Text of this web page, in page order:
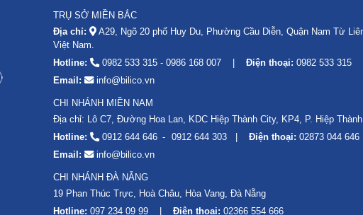
TRỤ SỞ MIỀN BẮC
Địa chỉ:
A29, Ngõ 20 phố Huy Du, Phường Cầu Diễn, Quận Nam Từ
Việt Nam.
Hotline:
0982 533 315 - 0986 168 007 Điện thoại: 0982 533 315
Email:
info@bilico.vn
CHI NHÁNH MIỀN NAM
Địa chỉ: Lô C7, Đường Hoa Lan, KDC Hiệp Thành City, KP4, P. Hiệp
Hotline:
0912 644 646 0912 644 303 Điện thoại: 02873 044 646
Email:
info@bilico.vn
CHI NHÁNH ĐÀ NẴNG
19 Phan Thúc Trực, Hoà Châu, Hòa Vang, Đà Nẵng
Hotline: 097 234 09 99 Điện thoại: 02366 554 666